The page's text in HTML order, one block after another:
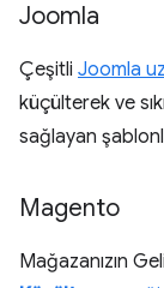
Joomla
Çeşitli Joomla
küçülterek ve
sağlayan
Magento
Mağazanızın